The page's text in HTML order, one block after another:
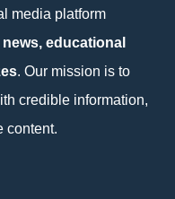
media platform
educational
. Our mission is to
credible information,
content.